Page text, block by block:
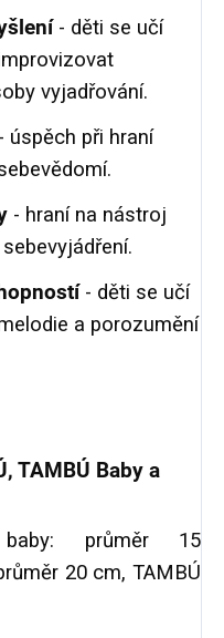
- děti se učí
vyjadřování.
úspěch při hraní
- hraní na nástroj
- děti se učí
a porozumění
TAMBÚ Baby a
průměr 15
20 cm, TAMBÚ